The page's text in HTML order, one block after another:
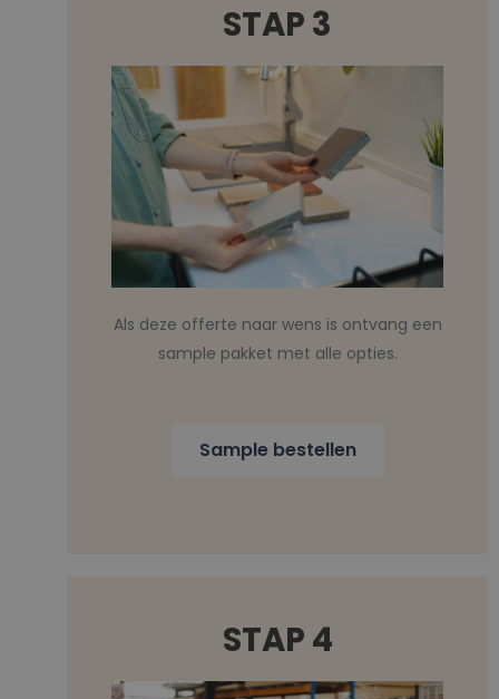
STAP 3
Als deze offerte naar wens is ontvang een
sample pakket met alle opties.
Sample bestellen
STAP 4